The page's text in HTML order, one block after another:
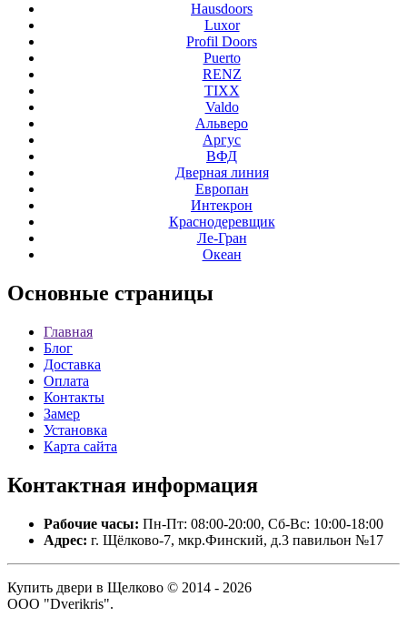
Hausdoors
Luxor
Profil Doors
Puerto
RENZ
TIXX
Valdo
Альверо
Аргус
ВФД
Дверная линия
Европан
Интекрон
Краснодеревщик
Ле-Гран
Океан
Основные страницы
Главная
Блог
Доставка
Оплата
Контакты
Замер
Установка
Карта сайта
Контактная информация
Рабочие часы: Пн-Пт: 08:00-20:00, Сб-Вс: 10:00-18:00
Адрес: г. Щёлково-7, мкр.Финский, д.3 павильон №17
Купить двери в Щелково © 2014 - 2026
ООО "Dverikris".